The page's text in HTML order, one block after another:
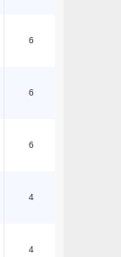
6
6
6
4
4